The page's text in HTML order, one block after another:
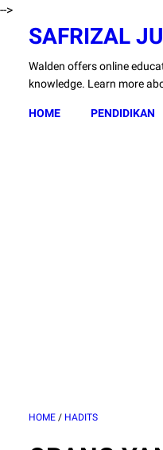
-->
SAFRIZAL
Walden offers online
knowledge. Learn more
HOME PENDIDIKAN
HOME / HADITS